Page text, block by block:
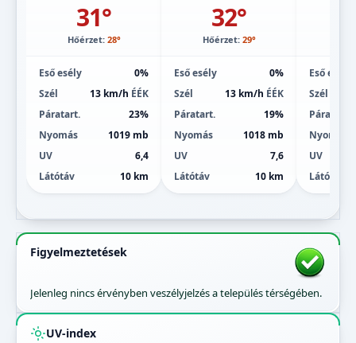
31°
Hőérzet: 28°
Eső esély
0%
Szél
13 km/h ÉÉK
Páratart.
23%
Nyomás
1019 mb
UV
6,4
Látótáv
10 km
32°
Hőérzet: 29°
Eső esély
0%
Szél
13 km/h ÉÉK
Páratart.
19%
Nyomás
1018 mb
UV
7,6
Látótáv
10 km
Eső esély
Szél
Páratart.
Nyomás
UV
Látótáv
Figyelmeztetések
Jelenleg nincs érvényben veszélyjelzés a település térségében.
UV-index